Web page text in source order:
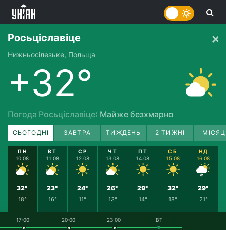
Росьціславіце
Нижньосілезьке, Польща
+32°
Погода Росьціславіце: Майже безхмарно
СЬОГОДНІ ЗАВТРА ТИЖДЕНЬ 2 ТИЖНІ
ПН
10.08
32°
18°
ВТ
11.08
23°
16°
СР
12.08
24°
11°
ЧТ
13.08
26°
13°
ПТ
14.08
29°
14°
СБ
15.08
32°
18°
НД
16.08
29°
21°
17:00 20:00 23:00 ВТ